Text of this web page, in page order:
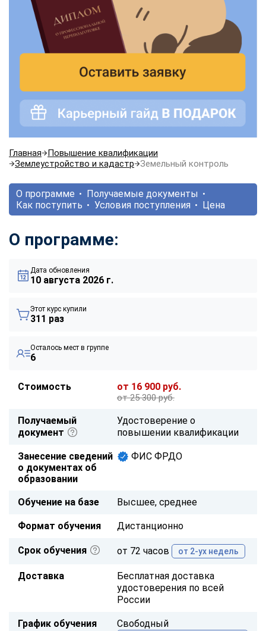
Главная
Повышение квалификации
Землеустройство и кадастр
Земельный контроль
О программе
Получаемые документы
Как поступить
Условия поступления Цена
О программе:
Дата обновления
10 августа 2026 г.
Этот курс купили
311 раз
Осталось мест в группе
6
Стоимость от 16 900 руб.
от 25 300 руб.
Получаемый
документ
Удостоверение о
повышении квалификации
Занесение сведений
о документах об
образовании
ФИС ФРДО
Обучение на базе Высшее, среднее
Формат обучения Дистанционно
Срок обучения от 72 часов от 2-ух недель
Доставка
Бесплатная доставка
удостоверения по всей
России
График обучения Свободный